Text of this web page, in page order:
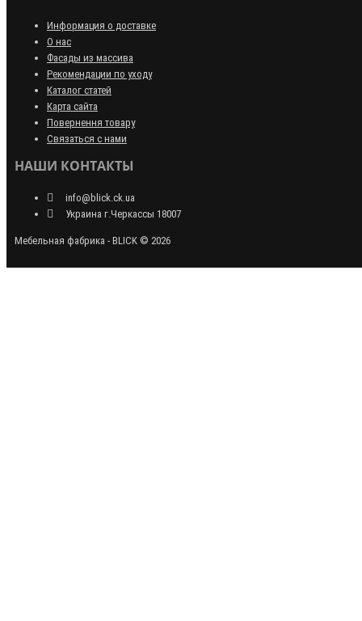
Информация о доставке
О нас
Фасады из массива
Рекомендации по уходу
Каталог статей
Карта сайта
Повернення товару
Связаться с нами
НАШИ КОНТАКТЫ
info@blick.ck.ua
Украина г.Черкассы 18007
Мебельная фабрика - BLICK © 2026